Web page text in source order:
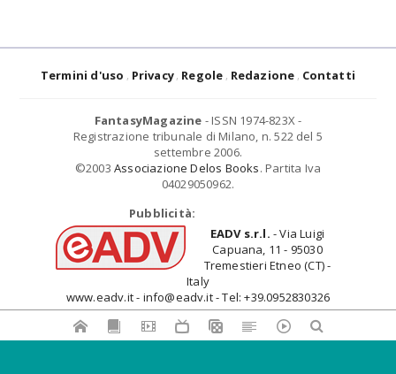
Termini d'uso Privacy Regole Redazione Contatti
FantasyMagazine - ISSN 1974-823X -
Registrazione tribunale di Milano, n. 522 del 5
settembre 2006.
©2003 Associazione Delos Books. Partita Iva
04029050962.
Pubblicità:
EADV s.r.l. - Via Luigi
Capuana, 11 - 95030
Tremestieri Etneo (CT) -
Italy
www.eadv.it - info@eadv.it - Tel: +39.0952830326